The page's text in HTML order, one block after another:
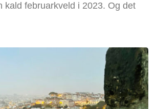
kald februarkveld i 2023. Og det